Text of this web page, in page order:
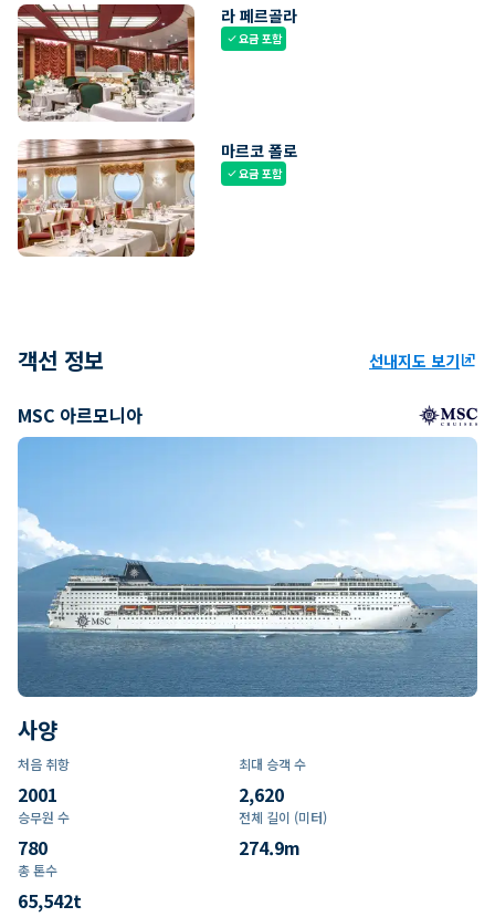
라 페르골라
check요금 포함
마르코 폴로
check요금 포함
객선 정보 선내지도 보기ungroup
MSC 아르모니아
사양
처음 취항
2001
최대 승객 수
2,620
승무원 수
780
전체 길이 (미터)
274.9m
총 톤수
65,542t